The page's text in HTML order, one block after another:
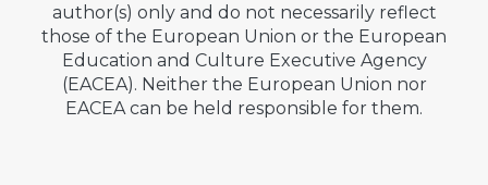
author(s) only and do not necessarily reflect
those of the European Union or the European
Education and Culture Executive Agency
(EACEA). Neither the European Union nor
EACEA can be held responsible for them.